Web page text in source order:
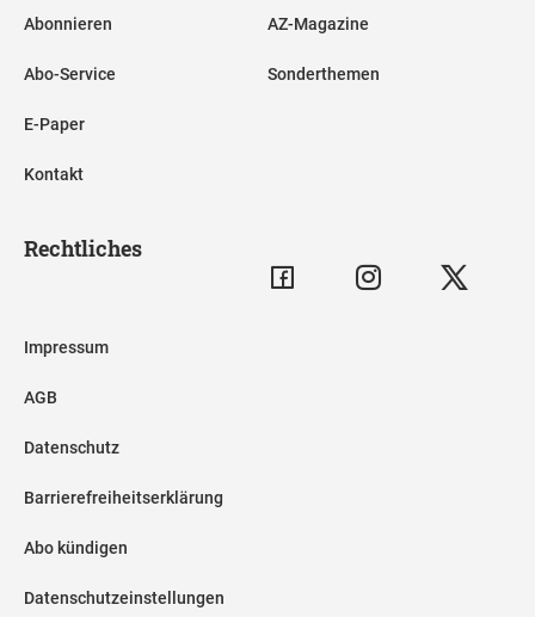
Abonnieren
Abo-Service
E-Paper
Kontakt
AZ-Magazine
Sonderthemen
Rechtliches
Impressum
AGB
Datenschutz
Barrierefreiheitserklärung
Abo kündigen
Datenschutzeinstellungen